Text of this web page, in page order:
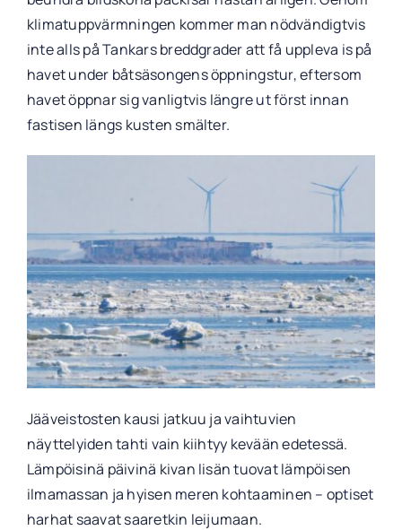
klimatuppvärmningen kommer man nödvändigtvis
inte alls på Tankars breddgrader att få uppleva is på
havet under båtsäsongens öppningstur, eftersom
havet öppnar sig vanligtvis längre ut först innan
fastisen längs kusten smälter.
Jääveistosten kausi jatkuu ja vaihtuvien
näyttelyiden tahti vain kiihtyy kevään edetessä.
Lämpöisinä päivinä kivan lisän tuovat lämpöisen
ilmamassan ja hyisen meren kohtaaminen – optiset
harhat saavat saaretkin leijumaan.